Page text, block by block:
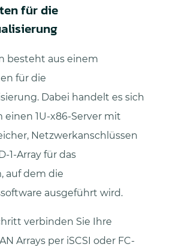
für die
besteht aus einem
für die
Dabei handelt es sich
einen 1U-x86-Server mit
Netzwerkanschlüssen
1-Array für das
auf dem die
ausgeführt wird.
verbinden Sie Ihre
Arrays per iSCSI oder FC-